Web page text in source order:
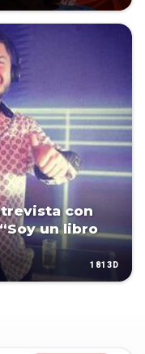
con
un libro
1813D